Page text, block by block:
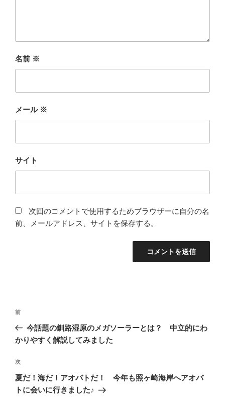
名前 ※
メール ※
サイト
次回のコメントで使用するためブラウザーに自分の名
前、メールアドレス、サイトを保存する。
投
ナ
ゲ
ー
シ
前
の
投
前
今話題の釧路湿原のメガソーラーとは？ 中立的にわ
かりやすく解説してみました
次
の
投
次
夏だ！海だ！アオバトだ！ 今年も照ヶ崎海岸へアオバ
トに会いに行きました♪